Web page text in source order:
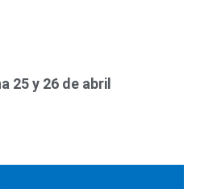
25 y 26 de abril